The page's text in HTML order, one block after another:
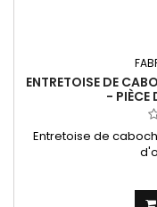
ENTRETOISE DE
- PIÈCE
Entretoise de